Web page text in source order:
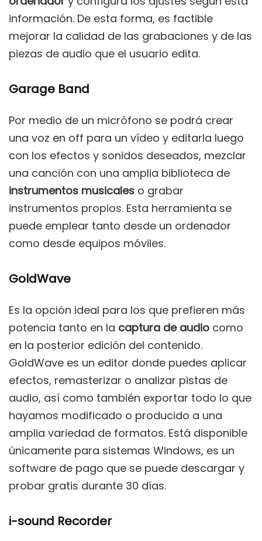
información. De esta forma, es factible
mejorar la calidad de las grabaciones y de las
piezas de audio que el usuario edita.
Garage Band
Por medio de un micrófono se podrá crear
una voz en off para un vídeo y editarla luego
con los efectos y sonidos deseados, mezclar
una canción con una amplia biblioteca de
instrumentos musicales o grabar
instrumentos propios. Esta herramienta se
puede emplear tanto desde un ordenador
como desde equipos móviles.
GoldWave
Es la opción ideal para los que prefieren más
potencia tanto en la captura de audio como
en la posterior edición del contenido.
GoldWave es un editor donde puedes aplicar
efectos, remasterizar o analizar pistas de
audio, así como también exportar todo lo que
hayamos modificado o producido a una
amplia variedad de formatos. Está disponible
únicamente para sistemas Windows, es un
software de pago que se puede descargar y
probar gratis durante 30 días.
i-sound Recorder